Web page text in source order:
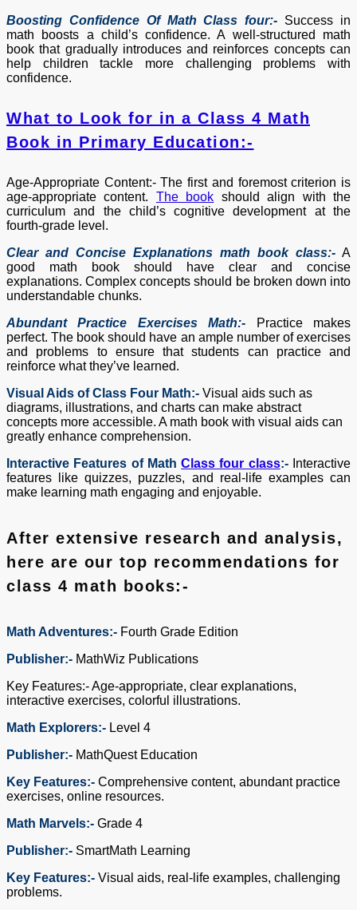
Boosting Confidence Of Math Class four:- Success in
math boosts a child’s confidence. A well-structured math
book that gradually introduces and reinforces concepts can
help children tackle more challenging problems with
confidence.
What to Look for in a Class 4 Math
Book in Primary Education:-
Age-Appropriate Content:- The first and foremost criterion is
age-appropriate content. The book should align with the
curriculum and the child’s cognitive development at the
fourth-grade level.
Clear and Concise Explanations math book class:- A
good math book should have clear and concise
explanations. Complex concepts should be broken down into
understandable chunks.
Abundant Practice Exercises Math:-
Practice makes
perfect. The book should have an ample number of exercises
and problems to ensure that students can practice and
reinforce what they’ve learned.
Visual Aids of Class Four Math:- Visual aids such as
diagrams, illustrations, and charts can make abstract
concepts more accessible. A math book with visual aids can
greatly enhance comprehension.
Interactive Features of MathClass four class:-Interactive
features like quizzes, puzzles, and real-life examples can
make learning math engaging and enjoyable.
After extensive research and analysis,
here are our top recommendations for
class 4 math books:-
Math Adventures:- Fourth Grade Edition
Publisher:- MathWiz Publications
Key Features:- Age-appropriate, clear explanations,
interactive exercises, colorful illustrations.
Math Explorers:- Level 4
Publisher:- MathQuest Education
Key Features:- Comprehensive content, abundant practice
exercises, online resources.
Math Marvels:- Grade 4
Publisher:- SmartMath Learning
Key Features:- Visual aids, real-life examples, challenging
problems.